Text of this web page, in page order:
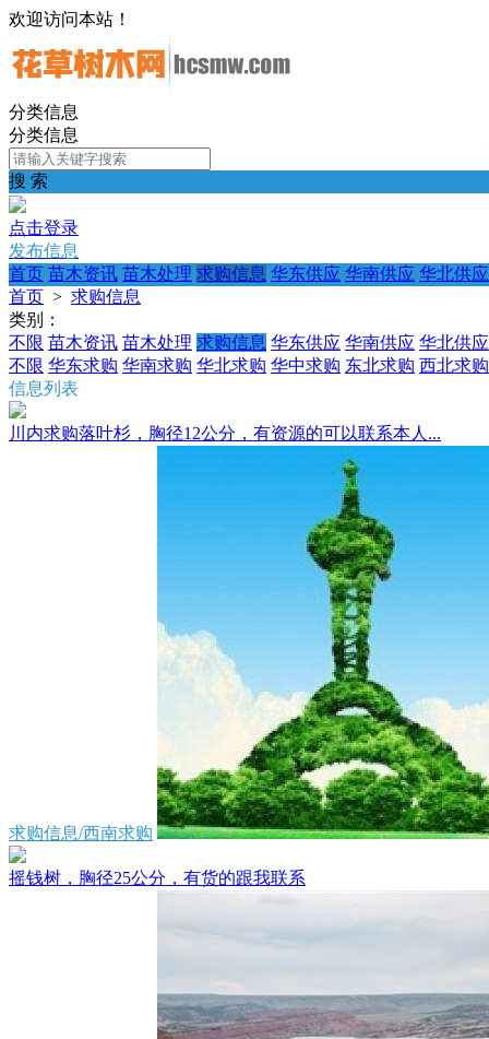
欢迎访问本站！
分类信息
分类信息
搜 索
点击登录
发布信息
首页 苗木资讯 苗木处理 求购信息 华东供应 华南供应 华北供应
首页 > 求购信息
类别：
不限 苗木资讯 苗木处理 求购信息 华东供应 华南供应 华北供应
不限 华东求购 华南求购 华北求购 华中求购 东北求购 西北求购
信息列表
川内求购落叶杉，胸径12公分，有资源的可以联系本人...
求购信息/西南求购
摇钱树，胸径25公分，有货的跟我联系